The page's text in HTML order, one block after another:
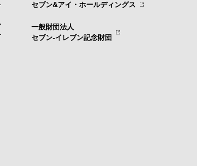
セブン&アイ・ホールディングス
一般財団法人
セブン-イレブン記念財団